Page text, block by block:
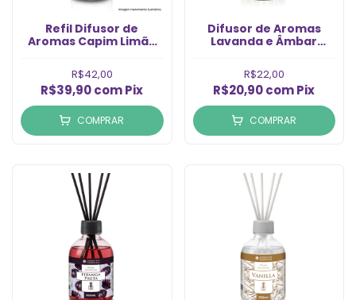
Refil Difusor de
Aromas Capim Limão
R$42,00
R$39,90comPix
COMPRAR
Difusor de Aromas
Lavanda e Âmbar
R$22,00
R$20,90comPix
COMPRAR